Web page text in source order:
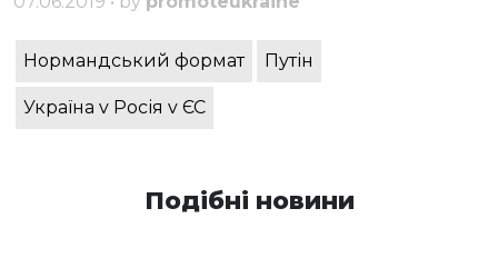
Нормандський формат Путін
Україна v Росія v ЄС
Подібні новини